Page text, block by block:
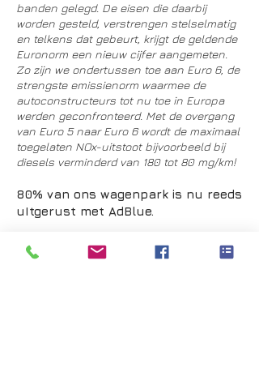
banden gelegd. De eisen die daarbij
worden gesteld, verstrengen stelselmatig
en telkens dat gebeurt, krijgt de geldende
Euronorm een nieuw cijfer aangemeten.
Zo zijn we ondertussen toe aan Euro 6, de
strengste emissienorm waarmee de
autoconstructeurs tot nu toe in Europa
werden geconfronteerd. Met de overgang
van Euro 5 naar Euro 6 wordt de maximaal
toegelaten NOx-uitstoot bijvoorbeeld bij
diesels verminderd van 180 tot 80 mg/km!
80% van ons wagenpark is nu reeds
uItgerust met AdBlue.
Om aan de Euro 6 norm te voldoen moet